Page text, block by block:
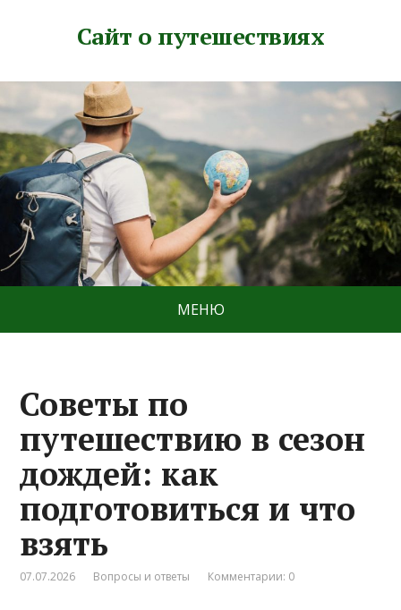
Сайт о путешествиях
МЕНЮ
Советы по
путешествию в сезон
дождей: как
подготовиться и что
взять
07.07.2026 Вопросы и ответы Комментарии: 0